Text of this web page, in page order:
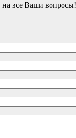
все Ваши вопросы!